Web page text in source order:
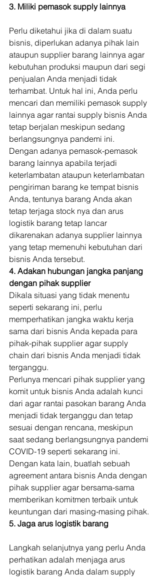
3. Miliki pemasok supply lainnya
Perlu diketahui jika di dalam suatu
bisnis, diperlukan adanya pihak lain
ataupun supplier barang lainnya agar
kebutuhan produksi maupun dari segi
penjualan Anda menjadi tidak
terhambat. Untuk hal ini, Anda perlu
mencari dan memiliki pemasok supply
lainnya agar rantai supply bisnis Anda
tetap berjalan meskipun sedang
berlangsungnya pandemi ini.
Dengan adanya pemasok-pemasok
barang lainnya apabila terjadi
keterlambatan ataupun keterlambatan
pengiriman barang ke tempat bisnis
Anda, tentunya barang Anda akan
tetap terjaga stock nya dan arus
logistik barang tetap lancar
dikarenakan adanya supplier lainnya
yang tetap memenuhi kebutuhan dari
bisnis Anda tersebut.
4. Adakan hubungan jangka panjang
dengan pihak supplier
Dikala situasi yang tidak menentu
seperti sekarang ini, perlu
memperhatikan jangka waktu kerja
sama dari bisnis Anda kepada para
pihak-pihak supplier agar supply
chain dari bisnis Anda menjadi tidak
terganggu.
Perlunya mencari pihak supplier yang
komit untuk bisnis Anda adalah kunci
dari agar rantai pasokan barang Anda
menjadi tidak terganggu dan tetap
sesuai dengan rencana, meskipun
saat sedang berlangsungnya pandemi
COVID-19 seperti sekarang ini.
Dengan kata lain, buatlah sebuah
agreement antara bisnis Anda dengan
pihak supplier agar bersama-sama
memberikan komitmen terbaik untuk
keuntungan dari masing-masing pihak.
5. Jaga arus logistik barang
Langkah selanjutnya yang perlu Anda
perhatikan adalah menjaga arus
logistik barang Anda dalam supply